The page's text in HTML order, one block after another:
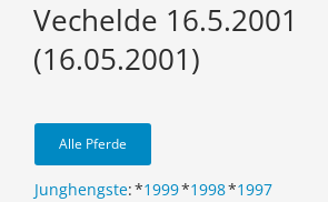
Vechelde 16.5.2001
(16.05.2001)
Alle Pferde
Junghengste:*1999*1998*1997